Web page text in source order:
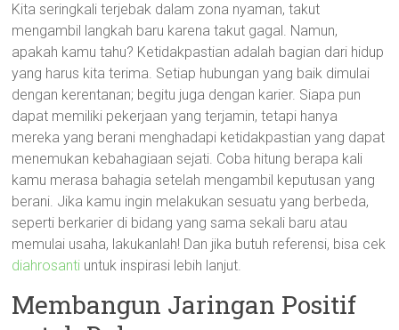
Kita seringkali terjebak dalam zona nyaman, takut
mengambil langkah baru karena takut gagal. Namun,
apakah kamu tahu? Ketidakpastian adalah bagian dari hidup
yang harus kita terima. Setiap hubungan yang baik dimulai
dengan kerentanan; begitu juga dengan karier. Siapa pun
dapat memiliki pekerjaan yang terjamin, tetapi hanya
mereka yang berani menghadapi ketidakpastian yang dapat
menemukan kebahagiaan sejati. Coba hitung berapa kali
kamu merasa bahagia setelah mengambil keputusan yang
berani. Jika kamu ingin melakukan sesuatu yang berbeda,
seperti berkarier di bidang yang sama sekali baru atau
memulai usaha, lakukanlah! Dan jika butuh referensi, bisa cek
diahrosanti untuk inspirasi lebih lanjut.
Membangun Jaringan Positif